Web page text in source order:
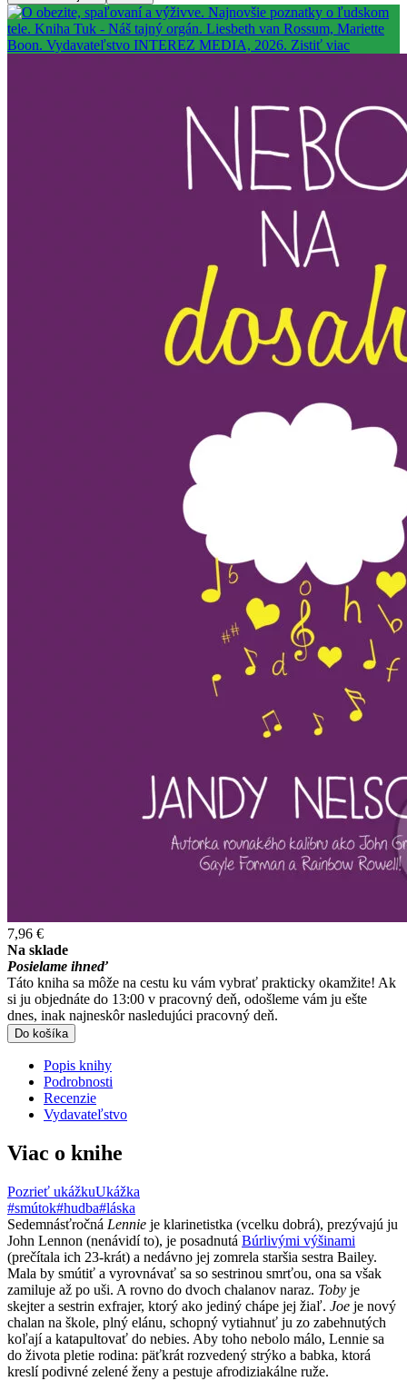
7,96 €
Na sklade
Posielame ihneď
Táto kniha sa môže na cestu ku vám vybrať prakticky okamžite! Ak
si ju objednáte do 13:00 v pracovný deň, odošleme vám ju ešte
dnes, inak najneskôr nasledujúci pracovný deň.
Do košíka
Popis knihy
Podrobnosti
Recenzie
Vydavateľstvo
Viac o knihe
Pozrieť ukážkuUkážka
#smútok#hudba#láska
Sedemnásťročná Lennie je klarinetistka (vcelku dobrá), prezývajú ju
John Lennon (nenávidí to), je posadnutá Búrlivými výšinami
(prečítala ich 23-krát) a nedávno jej zomrela staršia sestra Bailey.
Mala by smútiť a vyrovnávať sa so sestrinou smrťou, ona sa však
zamiluje až po uši. A rovno do dvoch chalanov naraz. Toby je
skejter a sestrin exfrajer, ktorý ako jediný chápe jej žiaľ. Joe je nový
chalan na škole, plný elánu, schopný vytiahnuť ju zo zabehnutých
koľají a katapultovať do nebies. Aby toho nebolo málo, Lennie sa
do života pletie rodina: päťkrát rozvedený strýko a babka, ktorá
kreslí podivné zelené ženy a pestuje afrodiziakálne ruže.